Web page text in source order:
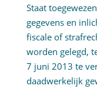
Staat
gegevens en
fiscale of
worden gelegd,
7 juni 2013 te
daadwerkelijk